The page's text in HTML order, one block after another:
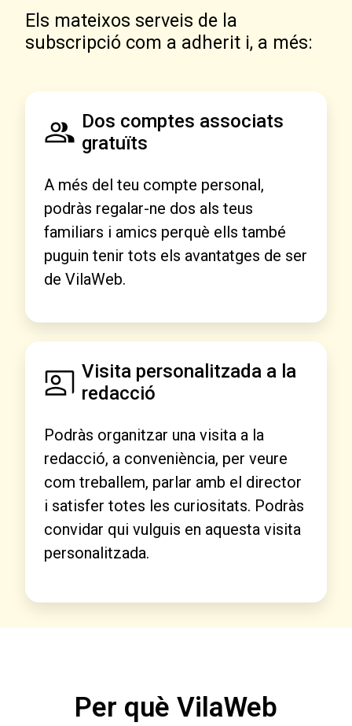
Els mateixos serveis de la
subscripció com a adherit i, a més:
Dos comptes associats
gratuïts
A més del teu compte personal,
podràs regalar-ne dos als teus
familiars i amics perquè ells també
puguin tenir tots els avantatges de ser
de VilaWeb.
Visita personalitzada a la
redacció
Podràs organitzar una visita a la
redacció, a conveniència, per veure
com treballem, parlar amb el director
i satisfer totes les curiositats. Podràs
convidar qui vulguis en aquesta visita
personalitzada.
Per què VilaWeb